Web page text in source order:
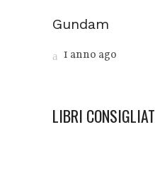
Gundam
1 anno ago
LIBRI